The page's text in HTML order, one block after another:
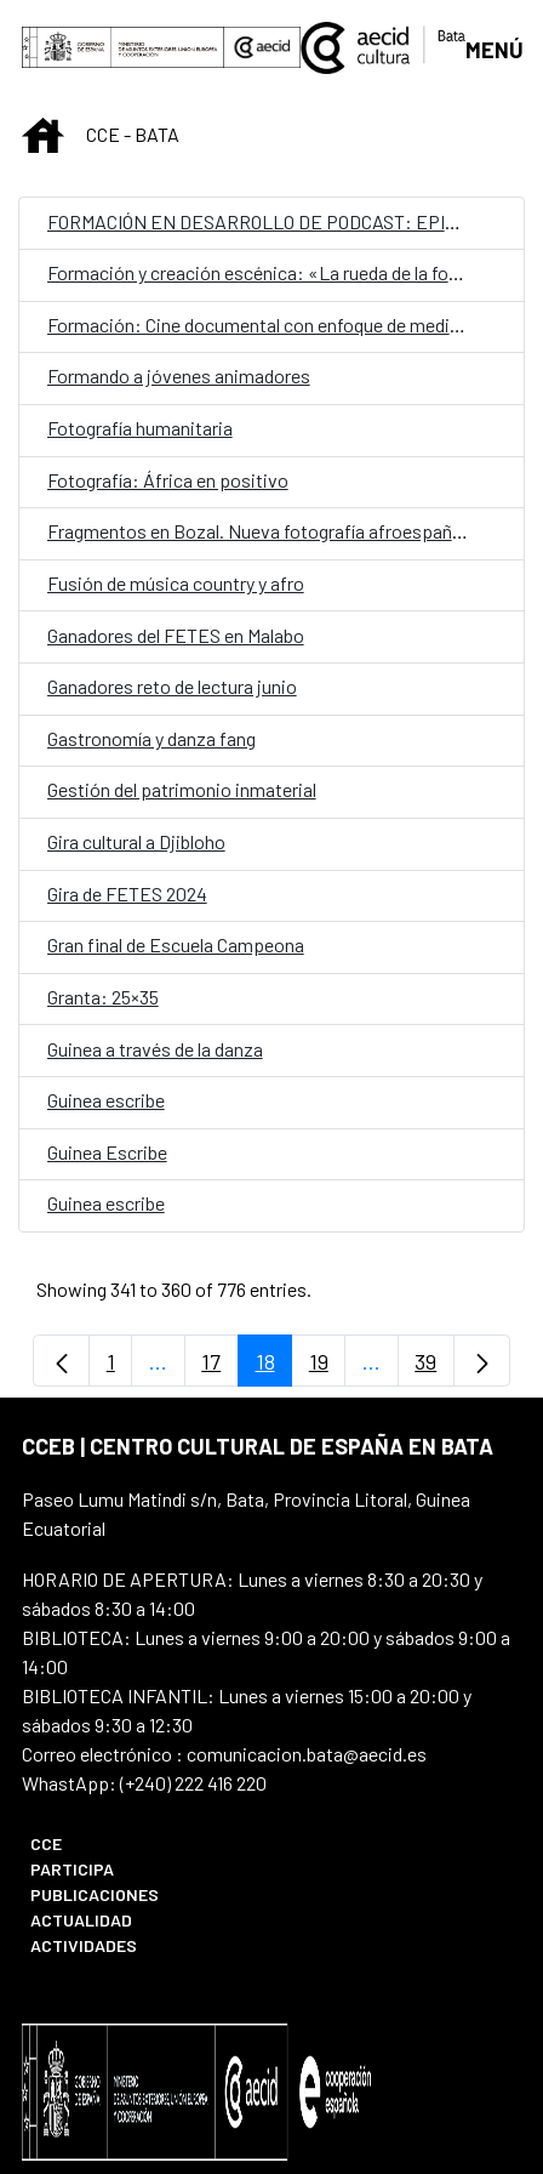
Skip to Main Content
MENÚ
INICIOCCE - BATA
Formación y creación escénica: «La rueda de la fortuna»
Formando a jóvenes animadores
Fotografía humanitaria
Fotografía: África en positivo
Fragmentos en Bozal. Nueva fotografía afroespañola
Fusión de música country y afro
Ganadores del FETES en Malabo
Ganadores reto de lectura junio
Gastronomía y danza fang
Gestión del patrimonio inmaterial
Gira cultural a Djibloho
Gira de FETES 2024
Gran final de Escuela Campeona
Granta: 25×35
Guinea a través de la danza
Guinea escribe
Guinea Escribe
Guinea escribe
Showing 341 to 360 of 776 entries.
Page
1 ...Intermediate Pages Use TAB to navigate.
Page
17 Page
18 Page
19 ...Intermediate
Page
39
CCEB | CENTRO CULTURAL DE ESPAÑA EN BATA
Paseo Lumu Matindi s/n, Bata, Provincia Litoral, Guinea
Ecuatorial
HORARIO DE APERTURA: Lunes a viernes 8:30 a 20:30 y
sábados 8:30 a 14:00
BIBLIOTECA: Lunes a viernes 9:00 a 20:00 y sábados 9:00 a
14:00
BIBLIOTECA INFANTIL: Lunes a viernes 15:00 a 20:00 y
sábados 9:30 a 12:30
Correo electrónico : comunicacion.bata@aecid.es
WhastApp: (+240) 222 416 220
CCE
PARTICIPA
PUBLICACIONES
ACTUALIDAD
ACTIVIDADES